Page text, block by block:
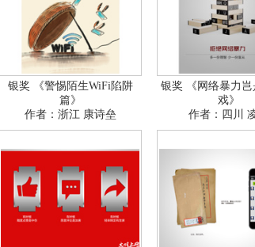
银奖 《警惕陌生WiFi陷阱
篇》
作者：浙江 康诗垒
银奖 《网络暴力
戏》
作者：四川